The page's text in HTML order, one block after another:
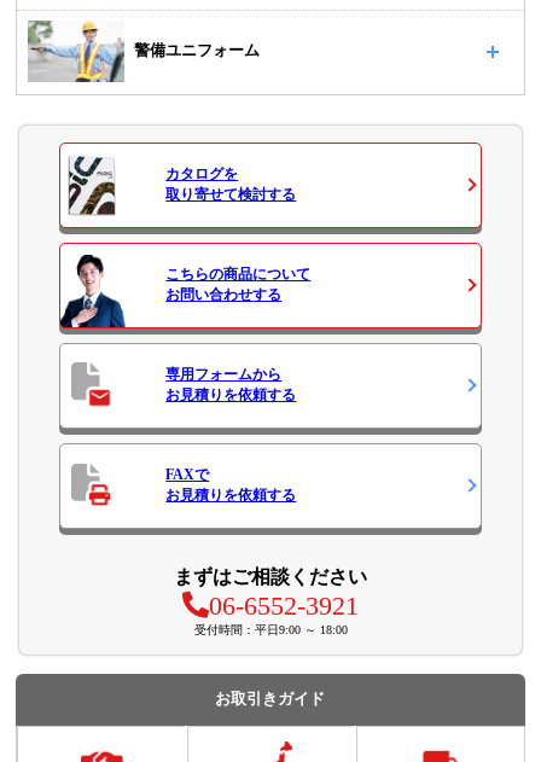
警備ユニフォーム
カタログを
取り寄せて検討する
こちらの商品について
お問い合わせする
専用フォームから
お見積り を依頼する
FAXで
お見積り を依頼する
まずはご相談ください
06-6552-3921
受付時間：平日9:00 ～ 18:00
お取引きガイド